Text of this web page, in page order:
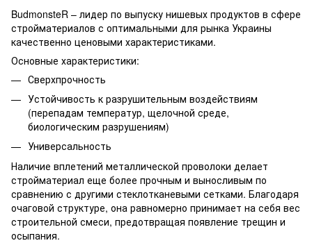
BudmonsteR – лидер по выпуску нишевых продуктов в сфере
стройматериалов с оптимальными для рынка Украины
качественно ценовыми характеристиками.
Основные характеристики:
Сверхпрочность
Устойчивость к разрушительным воздействиям
(перепадам температур, щелочной среде,
биологическим разрушениям)
Универсальность
Наличие вплетений металлической проволоки делает
стройматериал еще более прочным и выносливым по
сравнению с другими стеклотканевыми сетками. Благодаря
очаговой структуре, она равномерно принимает на себя вес
строительной смеси, предотвращая появление трещин и
осыпания.